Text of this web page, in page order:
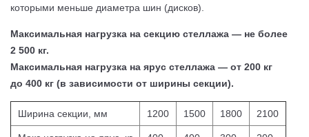
которыми меньше диаметра шин (дисков).
Максимальная нагрузка на секцию стеллажа — не более
2 500 кг.
Максимальная нагрузка на ярус стеллажа — от 200 кг
до 400 кг (в зависимости от ширины секции).
Ширина секции, мм 1200 1500 1800 2100